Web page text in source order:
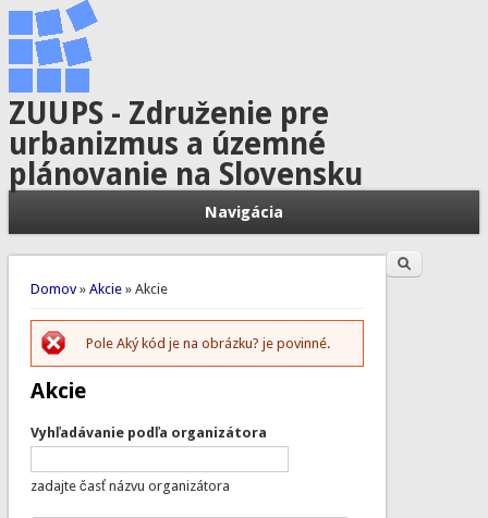
ZUUPS - Združenie pre
urbanizmus a územné
plánovanie na Slovensku
Navigácia
Nachádzate sa tu
Domov» Akcie» Akcie
Chybová správa
Pole Aký kód je na obrázku? je povinné.
Akcie
Vyhľadávanie podľa organizátora
zadajte časť názvu organizátora
Vyhľadávanie Hľadať